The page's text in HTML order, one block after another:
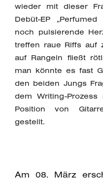
wieder mit dieser
Debüt-EP
noch pulsierende
treffen raue Riffs auf
auf Rangeln fließt
man könnte es fast
den beiden Jungs
dem Writing-
Position von
gestellt.
Am 08. März